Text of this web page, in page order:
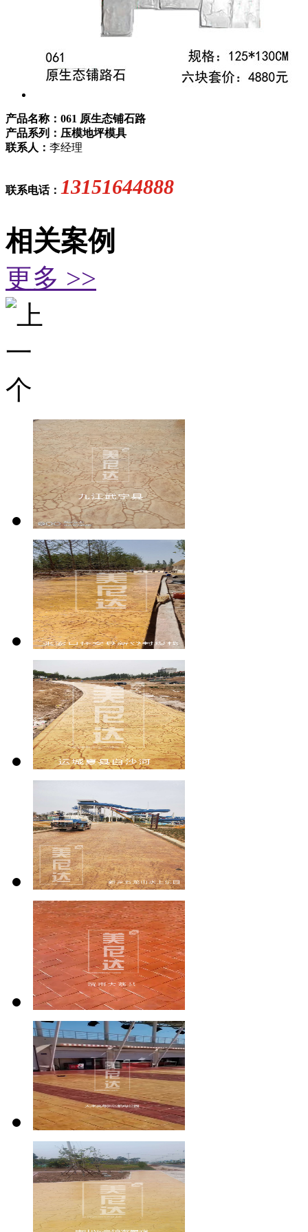
产品名称：061 原生态铺石路
产品系列：压模地坪模具
联系人： 李经理
联系电话： 13151644888
相关案例
更多 >>